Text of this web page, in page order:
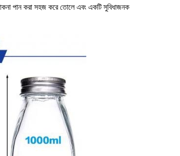
পান করা সহজ করে তোলে এবং একটি সুবিধাজনক